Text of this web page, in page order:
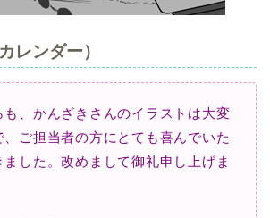
レンダー）
も、かんざきさんのイラストは大変
、ご担当者の方にとても喜んでいた
した。改めまして御礼申し上げま